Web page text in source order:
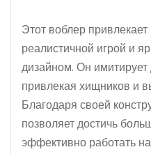
Этот воблер
реалистичной игрой и
дизайном. Он
привлекая хищников и
Благодаря своей
позволяет достичь
эффективно работать